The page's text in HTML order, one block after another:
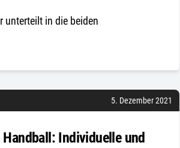
unterteilt in die beiden
5. Dezember 2021
Individuelle und